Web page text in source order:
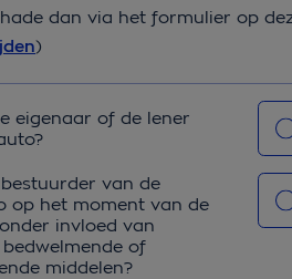
dan via het formulier op
)
eigenaar of de lener
Ben
de
of
van
van de
op het moment van de
invloed van
of
middelen?